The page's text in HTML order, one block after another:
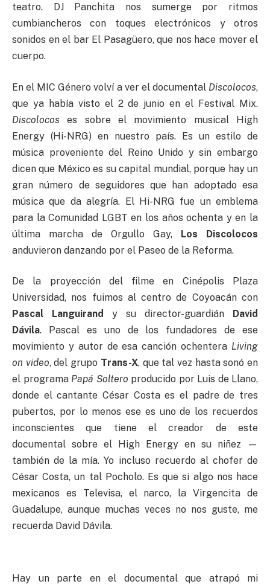
teatro. DJ Panchita nos sumerge por ritmos
cumbiancheros con toques electrónicos y otros
sonidos en el bar El Pasagüero, que nos hace mover el
cuerpo.
En el MIC Género volví a ver el documental Discolocos,
que ya había visto el 2 de junio en el Festival Mix.
Discolocos es sobre el movimiento musical High
Energy (Hi-NRG) en nuestro país. Es un estilo de
música proveniente del Reino Unido y sin embargo
dicen que México es su capital mundial, porque hay un
gran número de seguidores que han adoptado esa
música que da alegría. El Hi-NRG fue un emblema
para la Comunidad LGBT en los años ochenta y en la
última marcha de Orgullo Gay, Los Discolocos
anduvieron danzando por el Paseo de la Reforma.
De la proyección del filme en Cinépolis Plaza
Universidad, nos fuimos al centro de Coyoacán con
Pascal Languirand
y su director-guardián David
Dávila. Pascal es uno de los fundadores de ese
movimiento y autor de esa canción ochentera Living
on video, del grupo Trans-X, que tal vez hasta sonó en
el programa Papá Soltero producido por Luis de Llano,
donde el cantante César Costa es el padre de tres
pubertos, por lo menos ese es uno de los recuerdos
inconscientes que tiene el creador de este
documental sobre el High Energy en su niñez —
también de la mía. Yo incluso recuerdo al chofer de
César Costa, un tal Pocholo. Es que si algo nos hace
mexicanos es Televisa, el narco, la Virgencita de
Guadalupe, aunque muchas veces no nos guste, me
recuerda David Dávila.
Hay un parte en el documental que atrapó mi